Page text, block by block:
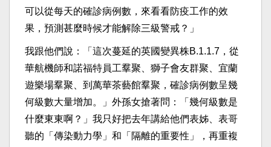
可以從每天的確診病例數，來看看防疫工作的效
果，預測甚麼時候才能解除三級警戒？」
我跟他們說：「這次蔓延的英國變異株B.1.1.7，從
華航機師和諾福特員工羣聚、獅子會友群聚、宜蘭
遊樂場羣聚、到萬華茶藝館羣聚，確診病例數呈幾
何級數大量增加。」外孫女搶著問：「幾何級數是
什麼東東啊？」我只好把去年講給他們表姊、表哥
聽的「傳染動力學」和「隔離的重要性」，再重複